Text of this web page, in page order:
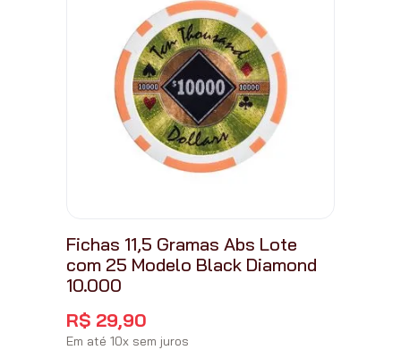
Fichas 11,5 Gramas Abs Lote
com 25 Modelo Black Diamond
10.000
R$ 29,90
Em até 10x sem juros